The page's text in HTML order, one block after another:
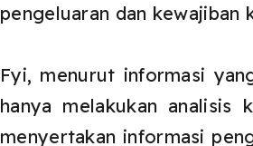
pengeluaran dan kewajiban
Fyi, menurut informasi
hanya melakukan
menyertakan informasi